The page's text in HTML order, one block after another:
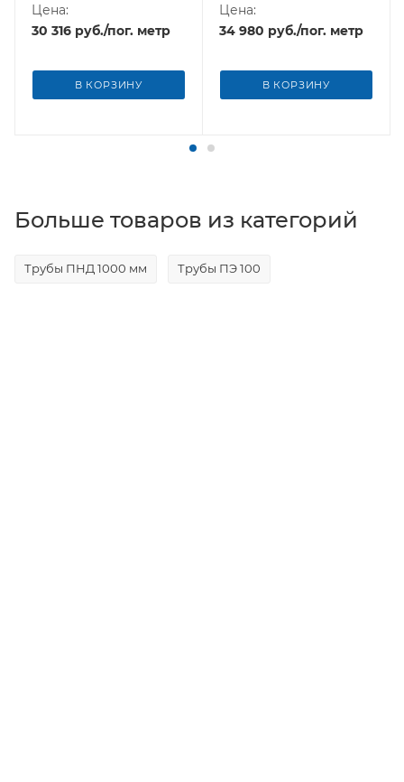
Цена:
30 316 руб./пог. метр
В КОРЗИНУ
Цена:
34 980 руб./пог. метр
В КОРЗИНУ
Больше товаров из категорий
Трубы ПНД 1000 мм Трубы ПЭ 100